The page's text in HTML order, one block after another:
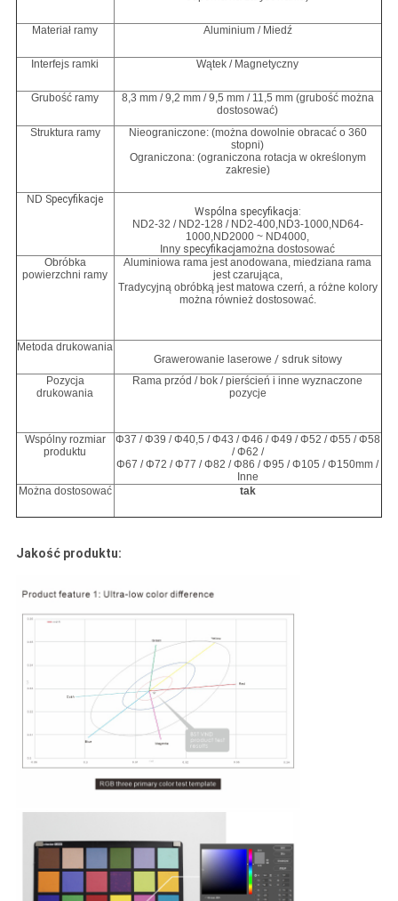
Materiał ramy Aluminium / Miedź
Interfejs ramki Wątek / Magnetyczny
Grubość ramy
8,3 mm / 9,2 mm / 9,5 mm / 11,5 mm (grubość można
dostosować)
Struktura ramy
Nieograniczone: (można dowolnie obracać o 360
stopni)
Ograniczona: (ograniczona rotacja w określonym
zakresie)
ND Specyfikacje
Wspólna specyfikacja:
ND2-32 / ND2-128 / ND2-400,ND3-1000,ND64-
1000,ND2000 ~ ND4000,
Inny specyfikacjamożna dostosować
Obróbka
powierzchni ramy
Aluminiowa rama jest anodowana, miedziana rama
jest czarująca,
Tradycyjną obróbką jest matowa czerń, a różne kolory
można również dostosować.
Metoda drukowania
Grawerowanie laserowe / sdruk sitowy
Pozycja
drukowania
Rama przód / bok / pierścień i inne wyznaczone
pozycje
Wspólny rozmiar
produktu
Φ37 / Φ39 / Φ40,5 / Φ43 / Φ46 / Φ49 / Φ52 / Φ55 / Φ58
/ Φ62 /
Φ67 / Φ72 / Φ77 / Φ82 / Φ86 / Φ95 / Φ105 / Φ150mm /
Inne
Można dostosować
tak
Jakość produktu: